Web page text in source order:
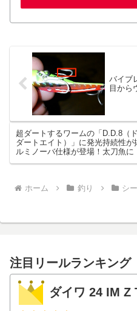
バイブ
目から
超ダートするワームの「D.D.8（
ダートエイト）」に発光持続性が
ルミノーバ仕様が登場！太刀魚に
ホーム 釣り シ
注目リールランキング
ダイワ 24 IM Z